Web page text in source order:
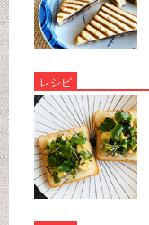
レシピ